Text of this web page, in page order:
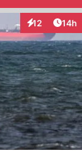
12
Interaktionen
14h